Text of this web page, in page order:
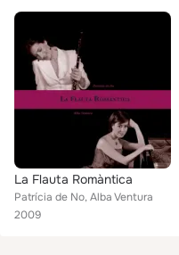
La Flauta Romàntica
Patrícia de No, Alba Ventura
2009